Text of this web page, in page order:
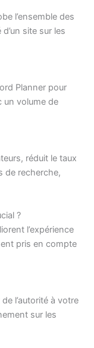
l’ensemble des
site sur les
Planner pour
un volume de
réduit le taux
de recherche,
?
l’expérience
pris en compte
l’autorité à votre
sur les